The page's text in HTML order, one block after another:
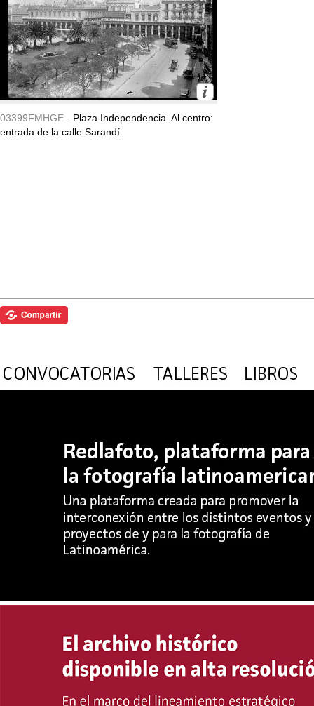
03399FMHGE - Plaza Independencia. Al centro:
entrada de la calle Sarandí.